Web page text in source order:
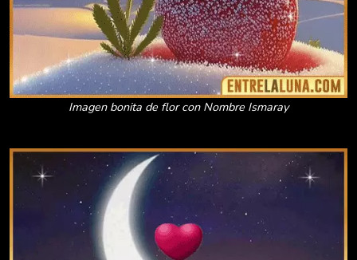
Imagen bonita de flor con Nombre Ismaray